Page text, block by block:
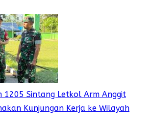
1205 Sintang Letkol Arm Anggit
Kunjungan Kerja ke Wilayah